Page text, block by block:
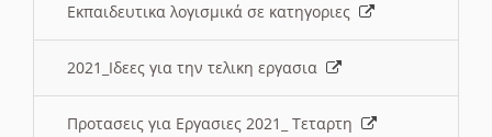
Εκπαιδευτικα λογισμικά σε κατηγοριες
2021_Ιδεες για την τελικη εργασια
Προτασεις για Εργασιες 2021_ Τεταρτη